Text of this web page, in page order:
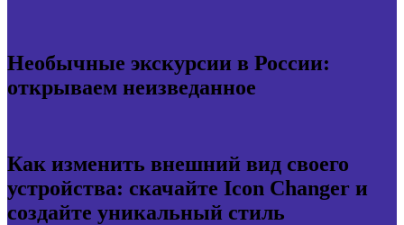
Необычные экскурсии в России:
открываем неизведанное
Как изменить внешний вид своего
устройства: скачайте Icon Changer и
создайте уникальный стиль